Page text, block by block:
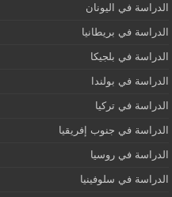
الدراسة في اليونان
الدراسة في بريطانيا
الدراسة في بلجيكا
الدراسة في بولندا
الدراسة في تركيا
الدراسة في جنوب إفريقيا
الدراسة في روسيا
الدراسة في سلوفينيا